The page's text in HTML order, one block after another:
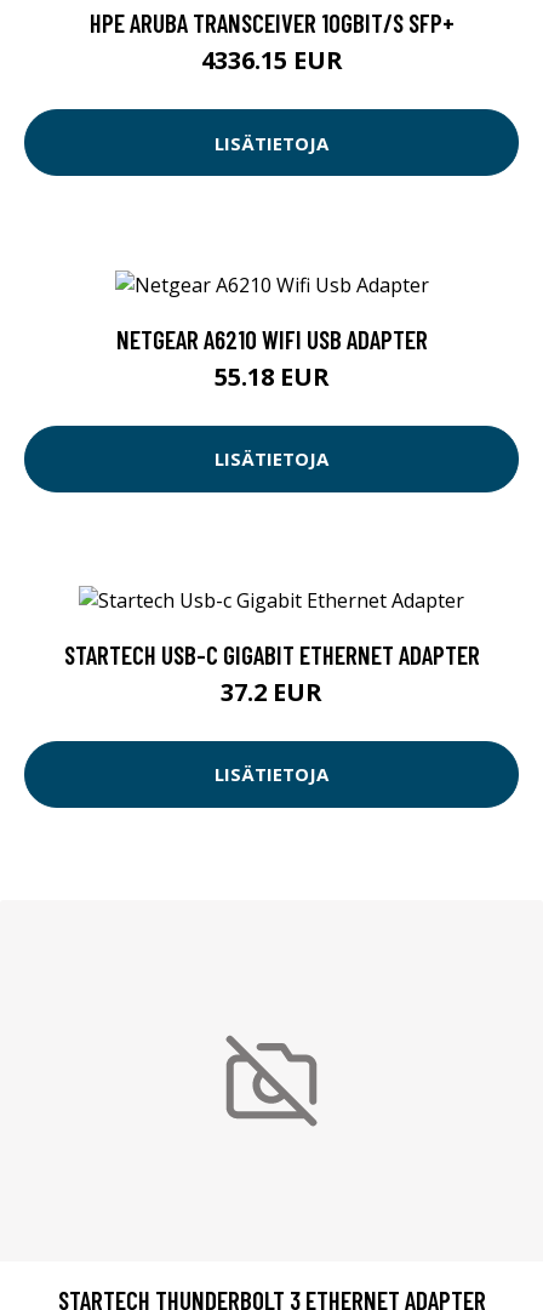
HPE ARUBA TRANSCEIVER 10GBIT/S SFP+
4336.15 EUR
LISÄTIETOJA
NETGEAR A6210 WIFI USB ADAPTER
55.18 EUR
LISÄTIETOJA
STARTECH USB-C GIGABIT ETHERNET ADAPTER
37.2 EUR
LISÄTIETOJA
STARTECH THUNDERBOLT 3 ETHERNET ADAPTER